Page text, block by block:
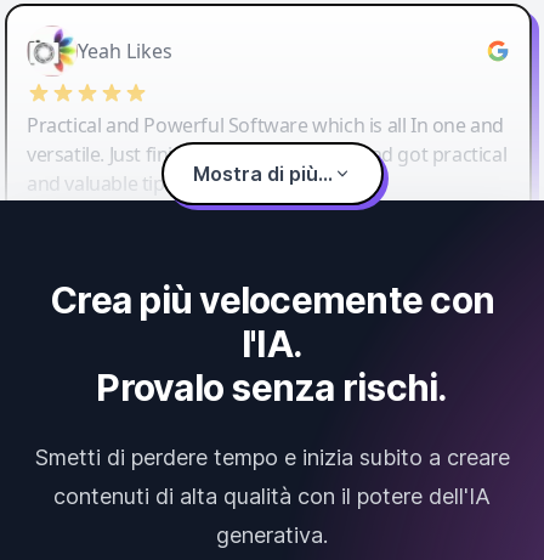
Yeah Likes
Practical and Powerful Software which is all In one and
versatile. Just finished their workshop and got practical
and valuable tips and tricks.
Mostra di più...
Crea più velocemente con
l'IA.
Provalo senza rischi.
Smetti di perdere tempo e inizia subito a creare
contenuti di alta qualità con il potere dell'IA
generativa.